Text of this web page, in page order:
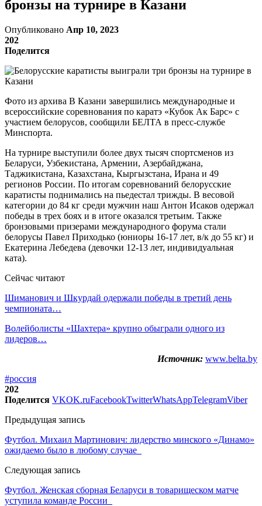
бронзы на турнире в Казани
Опубликовано Апр 10, 2023
202
Поделится
Фото из архива В Казани завершились международные и
всероссийские соревнования по каратэ «Кубок Ак Барс» с
участием белорусов, сообщили БЕЛТА в пресс-службе
Минспорта.
На турнире выступили более двух тысяч спортсменов из
Беларуси, Узбекистана, Армении, Азербайджана,
Таджикистана, Казахстана, Кыргызстана, Ирана и 49
регионов России. По итогам соревнований белорусские
каратисты поднимались на пьедестал трижды. В весовой
категории до 84 кг среди мужчин наш Антон Исаков одержал
победы в трех боях и в итоге оказался третьим. Также
бронзовыми призерами международного форума стали
белорусы Павел Приходько (юниоры 16-17 лет, в/к до 55 кг) и
Екатерина Лебедева (девочки 12-13 лет, индивидуальная
ката).
Сейчас читают
Шиманович и Шкурдай одержали победы в третий день
чемпионата…
Волейболисты «Шахтера» крупно обыграли одного из
лидеров…
Источник: www.belta.by
#россия
202
Поделится VKOK.ruFacebookTwitterWhatsAppTelegramViber
Предыдущая запись
Футбол. Михаил Мартинович: лидерство минского «Динамо»
ожидаемо было в любому случае
Следующая запись
Футбол. Женская сборная Беларуси в товарищеском матче
уступила команде России